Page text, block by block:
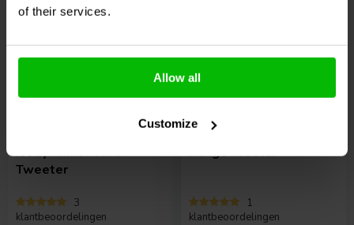
of their services.
Allow all
Customize
Isodynamic Planar
Tweeter
3
klantbeoordelingen
HiVi
Range Woofer
1
klantbeoordelingen